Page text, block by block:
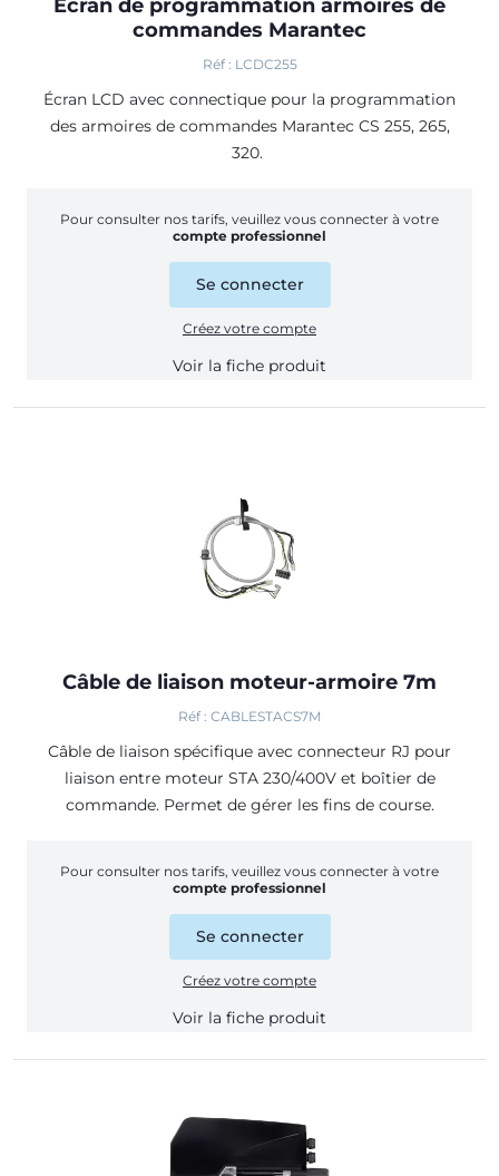
Ecran de programmation armoires de
commandes Marantec
Réf : LCDC255
Écran LCD avec connectique pour la programmation
des armoires de commandes Marantec CS 255, 265,
320.
Pour consulter nos tarifs, veuillez vous connecter à votre
compte professionnel
Se connecter
Créez votre compte
Voir la fiche produit
Câble de liaison moteur-armoire 7m
Réf : CABLESTACS7M
Câble de liaison spécifique avec connecteur RJ pour
liaison entre moteur STA 230/400V et boîtier de
commande. Permet de gérer les fins de course.
Pour consulter nos tarifs, veuillez vous connecter à votre
compte professionnel
Se connecter
Créez votre compte
Voir la fiche produit